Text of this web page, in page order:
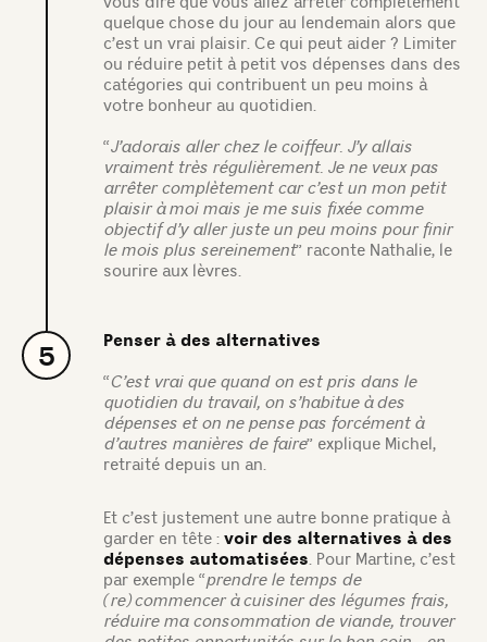
quelque chose du jour au lendemain alors que
c’est un vrai plaisir. Ce qui peut aider ? Limiter
ou réduire petit à petit vos dépenses dans des
catégories qui contribuent un peu moins à
votre bonheur au quotidien.
“J’adorais aller chez le coiffeur. J’y allais
vraiment très régulièrement. Je ne veux pas
arrêter complètement car c’est un mon petit
plaisir à moi mais je me suis fixée comme
objectif d’y aller juste un peu moins pour finir
le mois plus sereinement” raconte Nathalie, le
sourire aux lèvres.
5 Penser à des alternatives
“C’est vrai que quand on est pris dans le
quotidien du travail, on s’habitue à des
dépenses et on ne pense pas forcément à
d’autres manières de faire” explique Michel,
retraité depuis un an.
Et c’est justement une autre bonne pratique à
garder en tête : voir des alternatives à des
dépenses automatisées. Pour Martine, c’est
par exemple “prendre le temps de
(re)commencer à cuisiner des légumes frais,
réduire ma consommation de viande, trouver